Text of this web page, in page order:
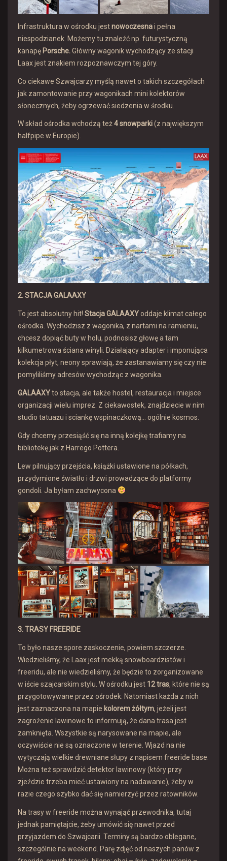
Infrastruktura w ośrodku jestnowoczesnai pełna
niespodzianek. Możemy tu znaleźć np. futurystyczną
kanapę Porsche.Główny wagonik wychodzący ze stacji
Laax jest znakiem rozpoznawczym tej góry.
Co ciekawe Szwajcarzy myślą nawet o takich szczegółach
jak zamontowanie przy wagonikach mini kolektorów
słonecznych, żeby ogrzewać siedzenia w środku.
W skład ośrodka wchodzą też4 snowparki(z największym
halfpipe w Europie).
2. STACJA GALAAXY
To jest absolutny hit! Stacja GALAAXYoddaje klimat całego
ośrodka. Wychodzisz z wagonika, z nartami na ramieniu,
chcesz dopiąć buty w holu, podnosisz głowę a tam
kilkumetrowa ściana winyli. Działający adapter i imponująca
kolekcja płyt, neony sprawiają, że zastanawiamy się czy nie
pomyliliśmy adresów wychodząc z wagonika.
GALAAXYto stacja, ale także hostel, restauracja i miejsce
organizacji wielu imprez. Z ciekawostek, znajdziecie w nim
studio tatuażu i sciankę wspinaczkową… ogólnie kosmos.
Gdy chcemy przesiąść się na inną kolejkę trafiamy na
bibliotekę jak z Harrego Pottera.
Lew pilnujący przejścia, książki ustawione na półkach,
przydymione światło i drzwi prowadzące do platformy
gondoli. Ja byłam zachwycona
3. TRASY FREERIDE
To było nasze spore zaskoczenie, powiem szczerze.
Wiedzieliśmy, że Laax jest mekką snowboardzistów i
freeridu, ale nie wiedzieliśmy, że będzie to zorganizowane
w iście szajcarskim stylu. W ośrodku jest 12 tras, które nie są
przygotowywane przez ośrodek. Natomiast każda z nich
jest zaznaczona na mapie kolorem żółtym, jeżeli jest
zagrożenie lawinowe to informują, że dana trasa jest
zamknięta. Wszystkie są narysowane na mapie, ale
oczywiście nie są oznaczone w terenie. Wjazd na nie
wytyczają wielkie drewniane słupy z napisem freeride base.
Można też sprawdzić detektor lawinowy (który przy
zjeździe trzeba mieć ustawiony na nadawanie), żeby w
razie czego szybko dać się namierzyć przez ratowników.
Na trasy w freeride można wynająć przewodnika, tutaj
jednak pamiętajcie, żeby umówić się nawet przed
przyjazdem do Szwajcarii. Terminy są bardzo oblegane,
szczególnie na weekend. Parę zdjęć od naszych panów z